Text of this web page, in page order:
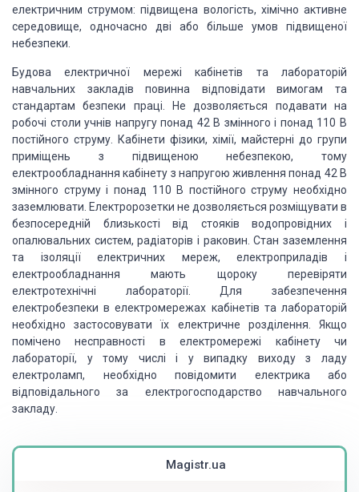
електричним струмом: підвищена вологість, хімічно активне
середовище, одночасно дві або більше умов підвищеної
небезпеки.
Будова електричної мережі кабінетів та лабораторій
навчальних закладів повинна відповідати вимогам та
стандартам безпеки праці. Не дозволяється подавати на
робочі столи учнів напругу понад 42 В змінного і понад 110 В
постійного струму. Кабінети фізики, хімії, майстерні до групи
приміщень з підвищеною небезпекою, тому
електрообладнання кабінету з напругою живлення понад 42 В
змінного струму і понад 110 В постійного струму необхідно
заземлювати. Електророзетки не дозволяється розміщувати в
безпосередній близькості від стояків водопровідних і
опалювальних систем, радіаторів і раковин. Стан заземлення
та ізоляції електричних мереж, електроприладів і
електрообладнання мають щороку перевіряти
електротехнічні лабораторії. Для забезпечення
електробезпеки в електромережах кабінетів та лабораторій
необхідно застосовувати їх електричне розділення. Якщо
помічено несправності в електромережі кабінету чи
лабораторії, у тому числі і у випадку виходу з ладу
електроламп, необхідно повідомити електрика або
відповідального за електрогосподарство навчального
закладу.
Magistr.ua